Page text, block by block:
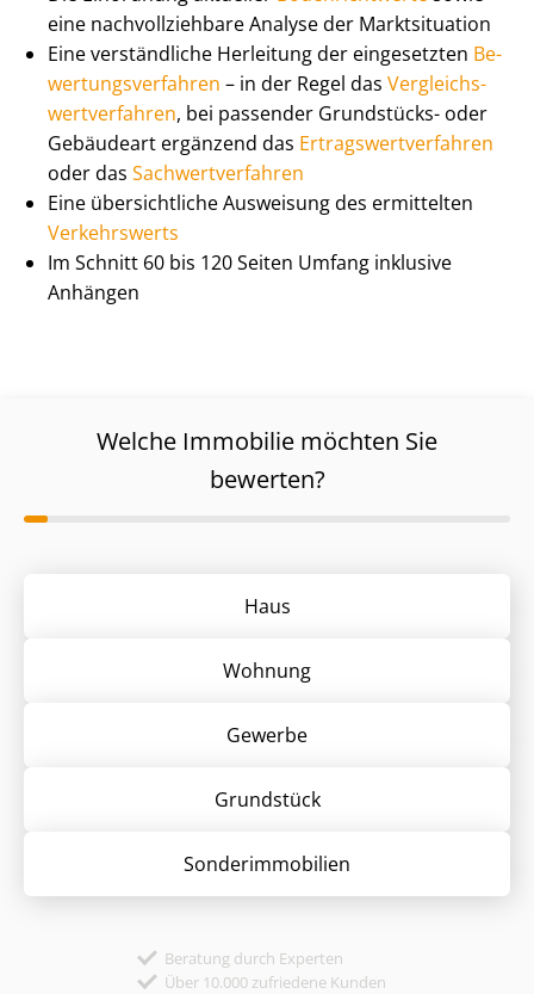
eine nach­voll­zieh­ba­re Analyse der Marktsituation
Eine verständliche Herleitung der eingesetzten Be­
wer­tungs­ver­fah­ren – in der Regel das Ver­gleichs­
wert­ver­fah­ren, bei passender Grundstücks- oder
Gebäudeart ergänzend das Er­trags­wert­ver­fah­ren
oder das Sach­wert­ver­fah­ren
Eine übersichtliche Ausweisung des ermittelten
Verkehrswerts
Im Schnitt 60 bis 120 Seiten Umfang inklusive
Anhängen
Welche Immobilie möchten Sie
bewerten?
Haus
Wohnung
Gewerbe
Grund­stück
Sonder­immobilien
Beratung durch Experten
Über 10.000 zufriedene Kunden